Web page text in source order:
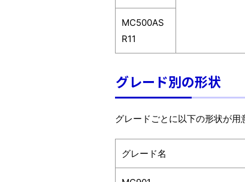
MC500AS
R11
グレード別の形状
グレードごとに以下の形状が用
グレード名